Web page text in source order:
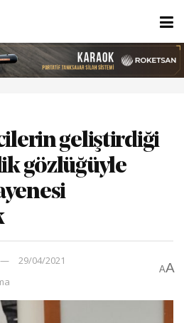
geliştirdiği
gözlüğüyle
29/04/2021
AA